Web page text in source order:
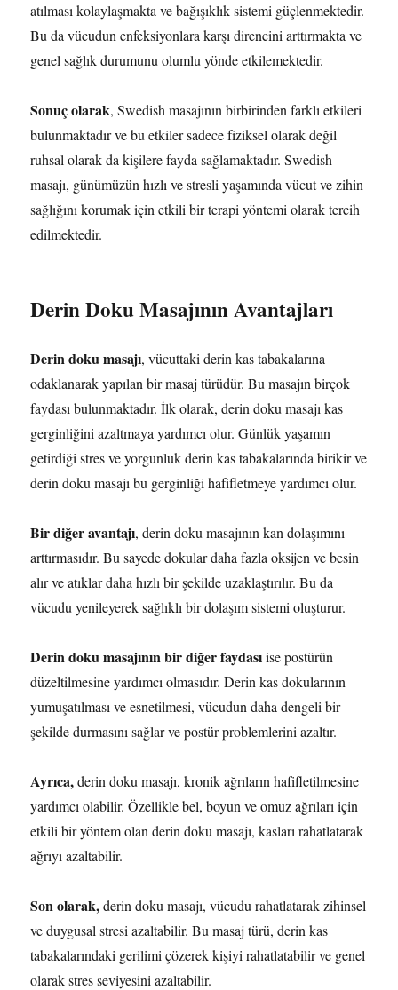
atılması kolaylaşmakta ve bağışıklık sistemi güçlenmektedir.
Bu da vücudun enfeksiyonlara karşı direncini arttırmakta ve
genel sağlık durumunu olumlu yönde etkilemektedir.
Sonuç olarak, Swedish masajının birbirinden farklı etkileri
bulunmaktadır ve bu etkiler sadece fiziksel olarak değil
ruhsal olarak da kişilere fayda sağlamaktadır. Swedish
masajı, günümüzün hızlı ve stresli yaşamında vücut ve zihin
sağlığını korumak için etkili bir terapi yöntemi olarak tercih
edilmektedir.
Derin Doku Masajının Avantajları
Derin doku masajı, vücuttaki derin kas tabakalarına
odaklanarak yapılan bir masaj türüdür. Bu masajın birçok
faydası bulunmaktadır. İlk olarak, derin doku masajı kas
gerginliğini azaltmaya yardımcı olur. Günlük yaşamın
getirdiği stres ve yorgunluk derin kas tabakalarında birikir ve
derin doku masajı bu gerginliği hafifletmeye yardımcı olur.
Bir diğer avantajı, derin doku masajının kan dolaşımını
arttırmasıdır. Bu sayede dokular daha fazla oksijen ve besin
alır ve atıklar daha hızlı bir şekilde uzaklaştırılır. Bu da
vücudu yenileyerek sağlıklı bir dolaşım sistemi oluşturur.
Derin doku masajının bir diğer faydasıise postürün
düzeltilmesine yardımcı olmasıdır. Derin kas dokularının
yumuşatılması ve esnetilmesi, vücudun daha dengeli bir
şekilde durmasını sağlar ve postür problemlerini azaltır.
Ayrıca,derin doku masajı, kronik ağrıların hafifletilmesine
yardımcı olabilir. Özellikle bel, boyun ve omuz ağrıları için
etkili bir yöntem olan derin doku masajı, kasları rahatlatarak
ağrıyı azaltabilir.
Son olarak,derin doku masajı, vücudu rahatlatarak zihinsel
ve duygusal stresi azaltabilir. Bu masaj türü, derin kas
tabakalarındaki gerilimi çözerek kişiyi rahatlatabilir ve genel
olarak stres seviyesini azaltabilir.